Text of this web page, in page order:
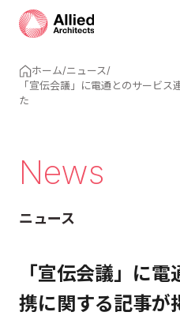
ホーム/ニュース/
「宣伝会議」に電通とのサービ
た
News
ニュース
「宣伝会議」に
携に関する記事が